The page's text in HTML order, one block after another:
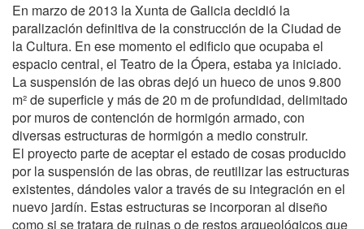
En marzo de 2013 la Xunta de Galicia decidió la
paralización definitiva de la construcción de la Ciudad de
la Cultura. En ese momento el edificio que ocupaba el
espacio central, el Teatro de la Ópera, estaba ya iniciado.
La suspensión de las obras dejó un hueco de unos 9.800
m² de superficie y más de 20 m de profundidad, delimitado
por muros de contención de hormigón armado, con
diversas estructuras de hormigón a medio construir.
El proyecto parte de aceptar el estado de cosas producido
por la suspensión de las obras, de reutilizar las estructuras
existentes, dándoles valor a través de su integración en el
nuevo jardín. Estas estructuras se incorporan al diseño
como si se tratara de ruinas o de restos arqueológicos que